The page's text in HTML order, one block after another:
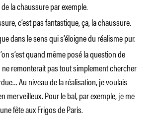
la chaussure par exemple.
c’est pas fantastique, ça, la chaussure.
dans le sens qui s’éloigne du réalisme pur.
s’est quand même posé la question de
remonterait pas tout simplement chercher
Au niveau de la réalisation, je voulais
merveilleux. Pour le bal, par exemple, je me
fête aux Frigos de Paris.